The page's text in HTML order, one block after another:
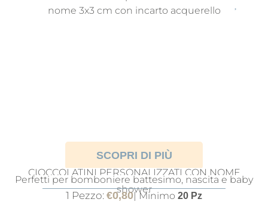
SCOPRI DI PIÙ
CIOCCOLATINI PERSONALIZZATI CON NOME
NASCITA O BATTESIMO
Perfetti per bomboniere battesimo, nascita e baby
shower
1 Pezzo: €0,80| Minimo 20 Pz